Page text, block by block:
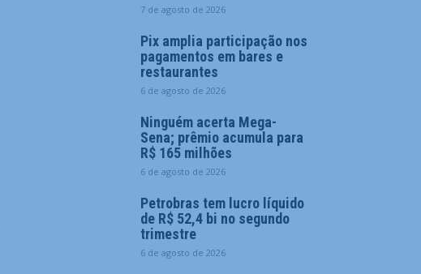
7 de agosto de 2026
Pix amplia participação nos
pagamentos em bares e
restaurantes
6 de agosto de 2026
Ninguém acerta Mega-
Sena; prêmio acumula para
R$ 165 milhões
6 de agosto de 2026
Petrobras tem lucro líquido
de R$ 52,4 bi no segundo
trimestre
6 de agosto de 2026